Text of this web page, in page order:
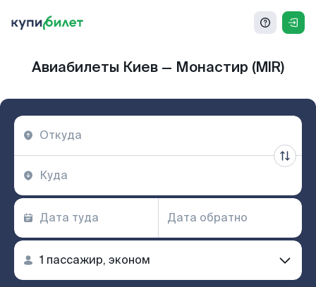
Авиабилеты Киев — Монастир (MIR)